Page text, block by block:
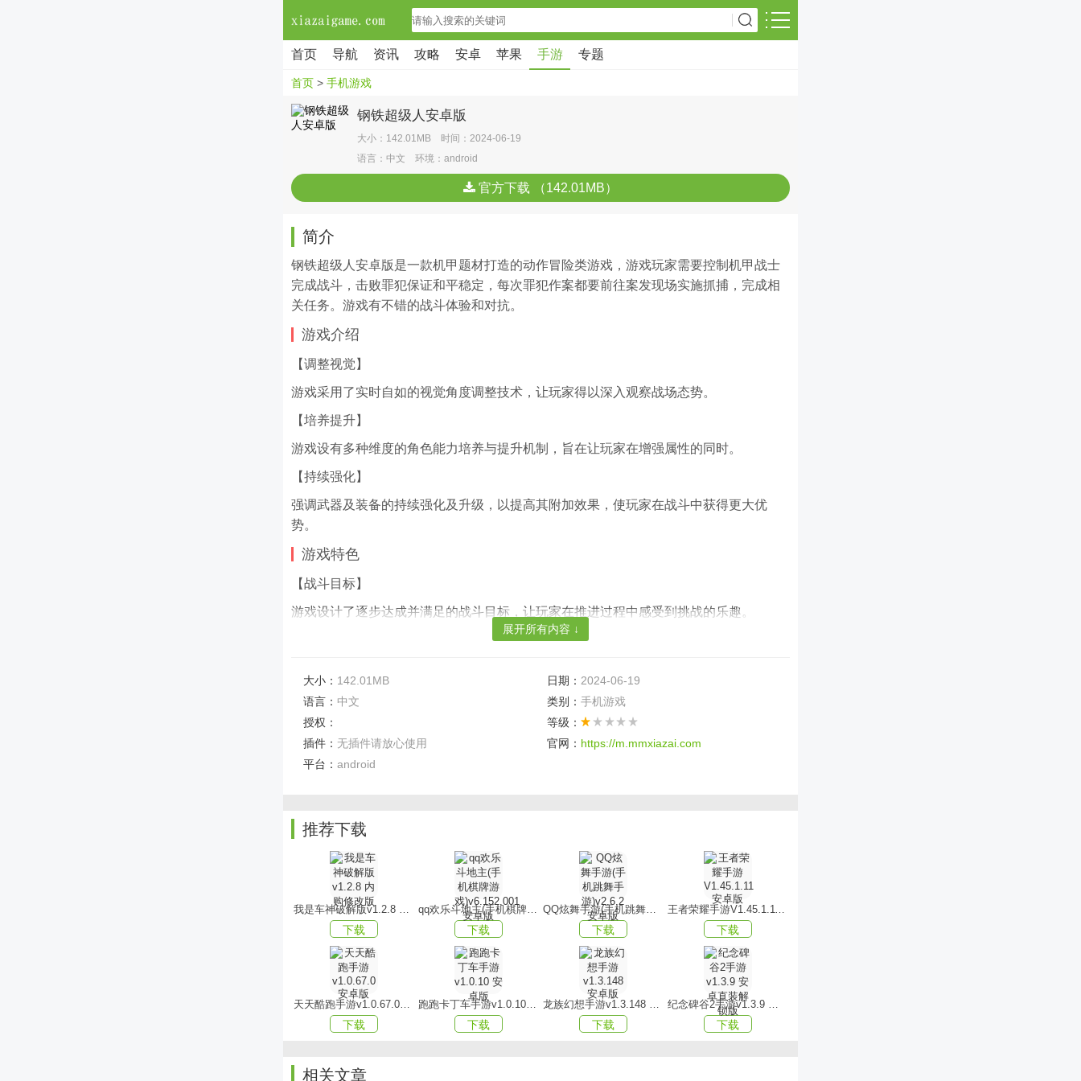
首页 导航 资讯 攻略 安卓 苹果 手游 专题
首页 > 手机游戏
钢铁超级人安卓版
大小：142.01MB 时间：2024-06-19
语言：中文 环境：android
官方下载 （142.01MB）
简介
钢铁超级人安卓版是一款机甲题材打造的动作冒险类游戏，游戏玩家需要控制机甲战士
完成战斗，击败罪犯保证和平稳定，每次罪犯作案都要前往案发现场实施抓捕，完成相
关任务。游戏有不错的战斗体验和对抗。
游戏介绍
【调整视觉】
游戏采用了实时自如的视觉角度调整技术，让玩家得以深入观察战场态势。
【培养提升】
游戏设有多种维度的角色能力培养与提升机制，旨在让玩家在增强属性的同时。
【持续强化】
强调武器及装备的持续强化及升级，以提高其附加效果，使玩家在战斗中获得更大优
势。
游戏特色
【战斗目标】
游戏设计了逐步达成并满足的战斗目标，让玩家在推进过程中感受到挑战的乐趣。
得胜利。
【优化完善】
合理规划与完成，每日定时重置并更新日常任务，确保玩家能够及时领取奖励，无后顾
之忧。
【精彩瞬间】
战斗过程中的精彩瞬间将被自动记录，这些珍贵的记忆将成为你成长历程中的宝贵财
【资源材料】
通过积累日常活跃度，玩家可解锁丰富的宝箱礼包，其中包含大量的资源材料以及金币
钻石等奖励。
【战斗对抗】
游戏中随时可能触发激烈的战斗对抗，让你尽享前所未有的战斗快感，充分发挥自身实
展开所有内容 ↓
大小： 142.01MB 日期： 2024-06-19
语言： 中文 类别： 手机游戏
授权：
等级：
插件： 无插件请放心使用 官网： https://m.mmxiazai.com
平台： android
推荐下载
我是车神破解版v1.2.8 内购修改版
下载
qq欢乐斗地主(手机棋牌游戏)v6.152.001安卓版
下载
QQ炫舞手游(手机跳舞手游)v2.6.2 安卓版
下载
王者荣耀手游V1.45.1.11 安卓版
下载
天天酷跑手游v1.0.67.0安卓版
下载
跑跑卡丁车手游v1.0.10 安卓版
下载
龙族幻想手游v1.3.148 安卓版
下载
纪念碑谷2手游v1.3.9 安卓直装解锁版
下载
相关文章